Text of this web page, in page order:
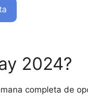
2024?
completa de